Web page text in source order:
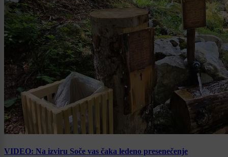
VIDEO: Na izviru Soče vas čaka ledeno presenečenje